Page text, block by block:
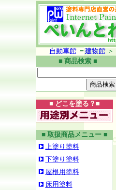
自動車館＝ 建物館＞
■ 商品検索 ■
■ どこを塗る？■
■ 取扱商品メニュー ■
上塗り塗料
下塗り塗料
屋根用塗料
床用塗料